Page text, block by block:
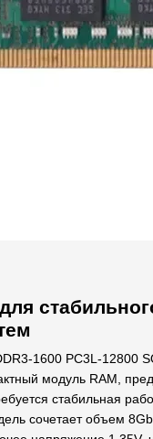
1600 PC3L-12800
модуль RAM,
стабильная
сочетает объем 8Gb,